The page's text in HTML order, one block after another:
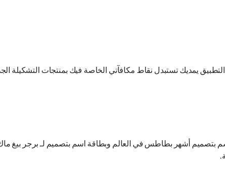
بتصميم أشهر بطاطس في العالم وبطاقة اسم بتصميم لـ برجر بيغ